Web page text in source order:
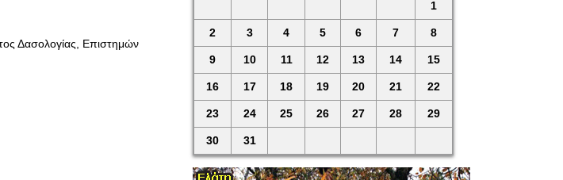
Δασολογίας, Επιστημών
1
2 3 4 5 6 7 8
9 10 11 12 13 14 15
16 17 18 19 20 21 22
23 24 25 26 27 28 29
30 31